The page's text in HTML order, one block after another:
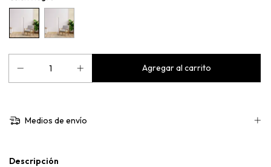
Medios de envío
Descripción